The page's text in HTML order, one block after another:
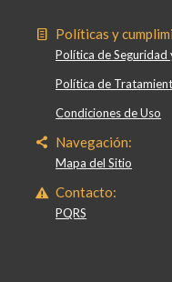
Políticas y
Política de
Política de
Condiciones de Uso
Navegación:
Mapa del Sitio
Contacto:
PQRS